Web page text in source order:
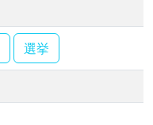
選挙